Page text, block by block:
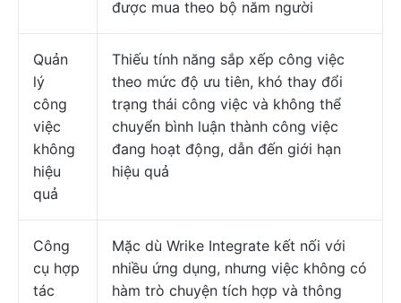
được mua theo bộ năm người
Quản
lý
công
việc
không
hiệu
quả
Thiếu tính năng sắp xếp công việc
theo mức độ ưu tiên, khó thay đổi
trạng thái công việc và không thể
chuyển bình luận thành công việc
đang hoạt động, dẫn đến giới hạn
hiệu quả
Công
cụ hợp
tác
Mặc dù Wrike Integrate kết nối với
nhiều ứng dụng, nhưng việc không có
hàm trò chuyện tích hợp và thông